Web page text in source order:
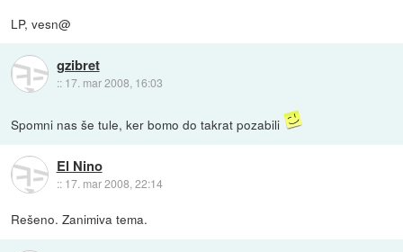
LP, vesn@
gzibret
:: 17. mar 2008, 16:03
Spomni nas še tule, ker bomo do takrat pozabili
El Nino
:: 17. mar 2008, 22:14
Rešeno. Zanimiva tema.